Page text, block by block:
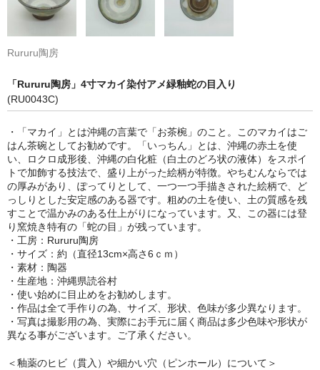
Rururu陶房
「Rururu陶房」4寸マカイ染付アメ緑釉蛇の目入り
(RU0043C)
・「マカイ」とは沖縄の言葉で「お茶椀」のこと。このマカイはご
はん茶碗としてお勧めです。「いっちん」とは、沖縄の赤土を使
い、ロクロ成形後、沖縄の白化粧（白土のどろ状の液体）をスポイ
トで加飾する技法で、盛り上がった絵柄が特徴。やちむんならでは
の厚みがあり、ぽってりとして、一つ一つ手描きされた絵柄で、ど
っしりとした安定感のある器です。粗めの土を使い、土の質感を残
すことで温かみのある仕上がりになっています。又、この器には登
り窯焼き特有の「蛇の目」が残っています。
・工房：Rururu陶房
・サイズ：約（直径13cm×高さ6ｃｍ）
・素材：陶器
・生産地：沖縄県読谷村
・使い始めに目止めをお勧めします。
・作品は全て手作りの為、サイズ、形状、色味が多少異なります。
・写真は撮影用の為、実際にお手元に届く商品は多少色味や形状が
異なる事がございます。ご了承ください。
＜釉薬のヒビ（貫入）や細かい穴（ピンホール）について＞